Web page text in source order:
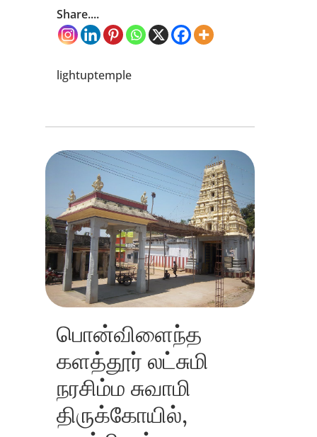
Share....
lightuptemple
பொன்விளைந்த
களத்தூர் லட்சுமி
நரசிம்ம சுவாமி
திருக்கோயில்,